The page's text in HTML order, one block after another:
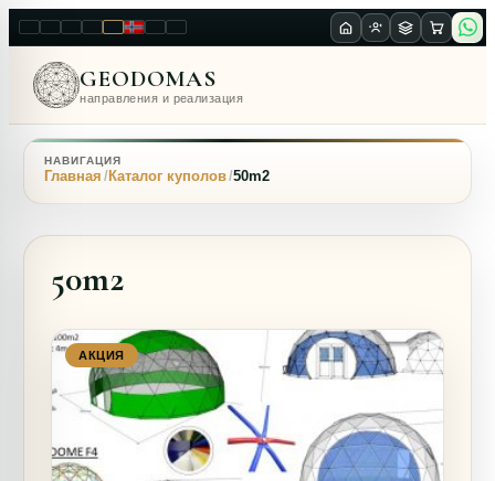
LT ENPL FRRUNOSKRO
GEODOMAS
направления и реализация
НАВИГАЦИЯ
Главная Каталог куполов 50m2
50m2
АКЦИЯ